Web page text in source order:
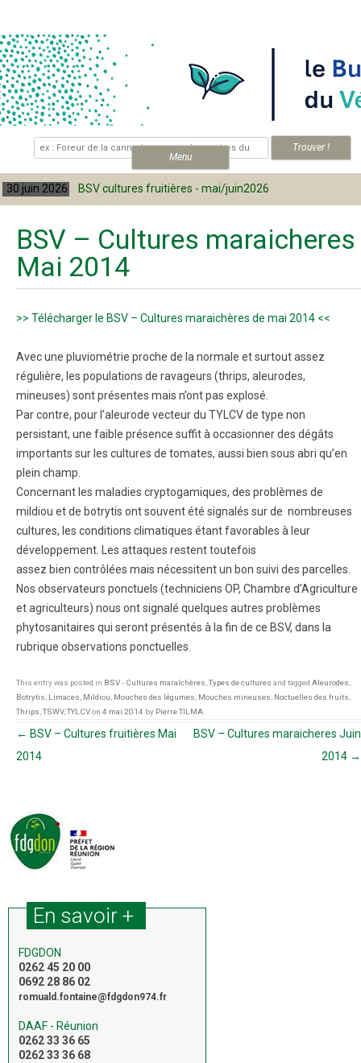
Menu
.
30 juin 2026 BSV cultures fruitières - mai/juin2026
BSV – Cultures maraicheres
Mai 2014
>> Télécharger le BSV – Cultures maraichères de mai 2014 <<
Avec une pluviométrie proche de la normale et surtout assez
régulière, les populations de ravageurs (thrips, aleurodes,
mineuses) sont présentes mais n’ont pas explosé.
Par contre, pour l’aleurode vecteur du TYLCV de type non
persistant, une faible présence suffit à occasionner des dégâts
importants sur les cultures de tomates, aussi bien sous abri qu’en
plein champ.
Concernant les maladies cryptogamiques, des problèmes de
mildiou et de botrytis ont souvent été signalés sur de nombreuses
cultures, les conditions climatiques étant favorables à leur
développement. Les attaques restent toutefois
assez bien contrôlées mais nécessitent un bon suivi des parcelles.
Nos observateurs ponctuels (techniciens OP, Chambre d’Agriculture
et agriculteurs) nous ont signalé quelques autres problèmes
phytosanitaires qui seront présentés à la fin de ce BSV, dans la
rubrique observations ponctuelles.
This entry was posted in BSV - Cultures maraîchères Types de cultures and tagged Aleurodes
Botrytis Limaces Mildiou Mouches des légumes Mouches mineuses Noctuelles des fruits
Thrips TSWV, TYLCVon 4 mai 2014 by Pierre TILMA
Navigation des articles
← BSV – Cultures fruitières Mai
2014
BSV – Cultures maraicheres Juin
2014 →
En savoir +
FDGDON
0262 45 20 00
0692 28 86 02
romuald.fontaine@fdgdon974.fr
DAAF - Réunion
0262 33 36 65
0262 33 36 68